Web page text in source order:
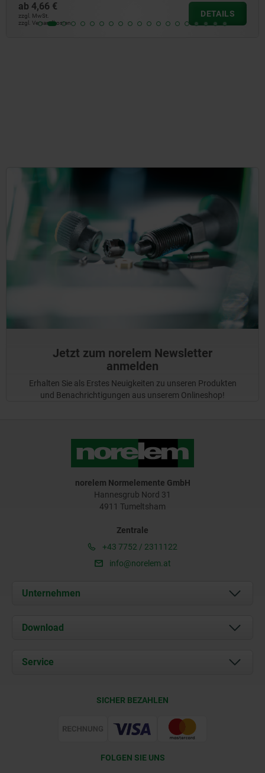
ab 5,01 €
zzgl. MwSt.
zzgl. Versandkosten
DETAILS
Jetzt zum norelem Newsletter
anmelden
Erhalten Sie als Erstes Neuigkeiten zu unseren Produkten
und Benachrichtigungen aus unserem Onlineshop!
norelem Normelemente GmbH
Hannesgrub Nord 31
4911 Tumeltsham
Zentrale
+43 7752 / 2311122
info@norelem.at
Unternehmen
Über uns
Kontakt
Download
Dokumente
Service
SICHER BEZAHLEN
FOLGEN SIE UNS